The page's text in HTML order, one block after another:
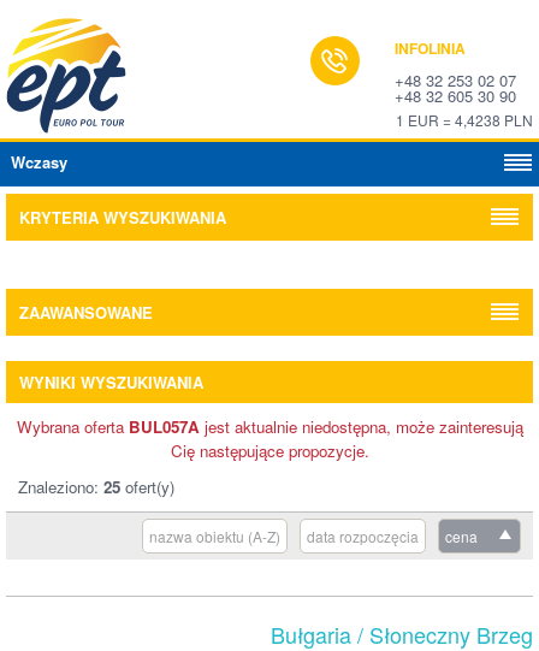
INFOLINIA
+48 32 253 02 07
+48 32 605 30 90
1 EUR = 4,4238 PLN
Wczasy
KRYTERIA WYSZUKIWANIA
ZAAWANSOWANE
WYNIKI WYSZUKIWANIA
Wybrana oferta BUL057Ajest aktualnie niedostępna, może zainteresują
Cię następujące propozycje.
Znaleziono: 25 ofert(y)
cena
data rozpoczęcia
nazwa obiektu (A-Z)
Bułgaria/ Słoneczny Brzeg